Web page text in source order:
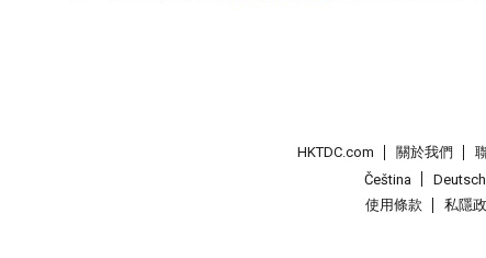
HKTDC.com 關於我們
Čeština
Deutsch
使用條款
私隱